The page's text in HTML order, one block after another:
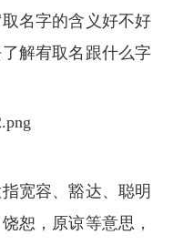
名字的含义好不好
解宥取名跟什么字
宽容、豁达、聪明
恕，原谅等意思，